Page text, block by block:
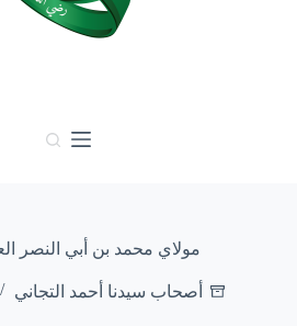
مولاي محمد بن أبي النصر
أصحاب سيدنا أحمد التجاني